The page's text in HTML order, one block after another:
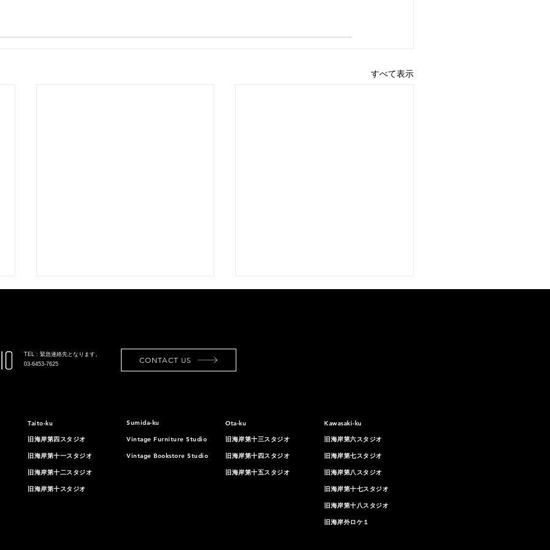
すべて表示
CHAIR @旧海岸第二スタジ
オ
CONTACT US
Taito-ku
旧海岸第四スタジオ
旧海岸第十一スタジオ
旧海岸第十二スタジオ
旧海岸第十スタジオ
Sumida-ku
Vintage Furniture Studio
Vintage Bookstore Studio
Ota-ku
旧海岸第十三スタジオ
旧海岸第十四スタジオ
旧海岸第十五スタジオ
Kawasaki-ku
旧海岸第六スタジオ
旧海岸第七スタジオ
旧海岸第八スタジオ
旧海岸第十七スタジオ
旧海岸第十八スタジオ
旧海岸外ロケ１
TEL : 緊急連絡先となります。
03-6453-7625